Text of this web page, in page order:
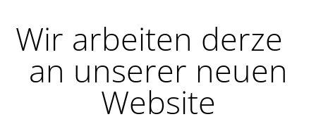
Wir arbeiten derzeit
an unserer neuen
Website